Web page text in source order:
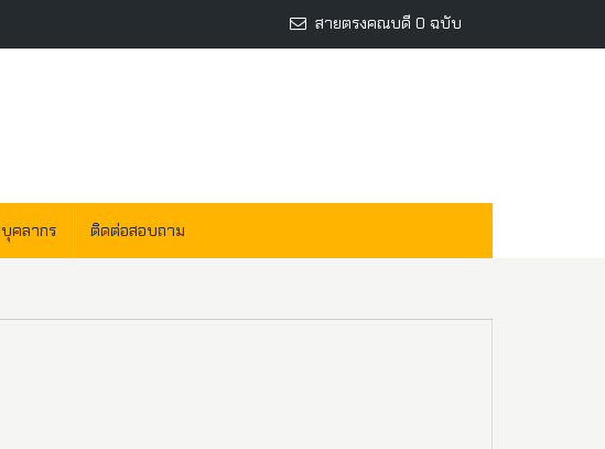
สายตรงคณบดี 0 ฉบับ
บุคลากร ติดต่อสอบถาม